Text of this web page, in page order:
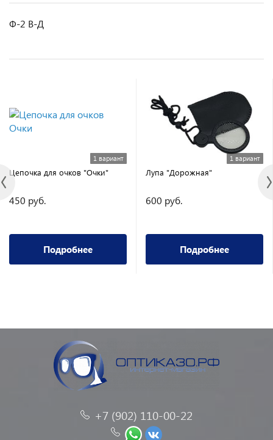
Ф-2 В-Д
1 вариант
Цепочка для очков "Очки"
450 руб.
Подробнее
1 вариант
Лупа "Дорожная"
600 руб.
Подробнее
+7 (902) 110-00-22